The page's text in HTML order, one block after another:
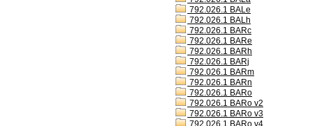
792.026.1 BALe
792.026.1 BALh
792.026.1 BARc
792.026.1 BARe
792.026.1 BARh
792.026.1 BARj
792.026.1 BARm
792.026.1 BARn
792.026.1 BARo
792.026.1 BARo v2
792.026.1 BARo v3
792.026.1 BARo v4